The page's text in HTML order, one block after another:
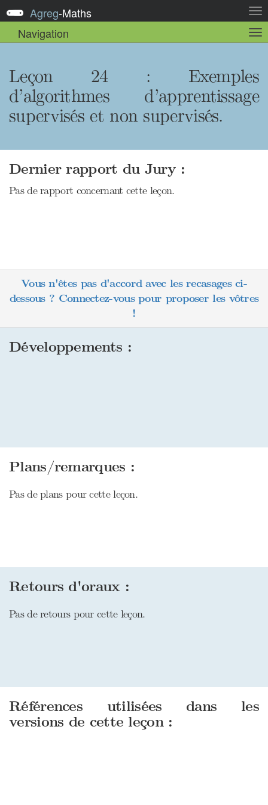
la
Agreg-Maths
Navigation
la
Leçon 24 : Exemples
d’algorithmes d’apprentissage
supervisés et non supervisés.
Dernier rapport du Jury :
Pas de rapport concernant cette leçon.
Vous n'êtes pas d'accord avec les recasages ci-
dessous ? Connectez-vous pour proposer les vôtres
!
Développements :
Plans/remarques :
Pas de plans pour cette leçon.
Retours d'oraux :
Pas de retours pour cette leçon.
Références utilisées dans les
versions de cette leçon :